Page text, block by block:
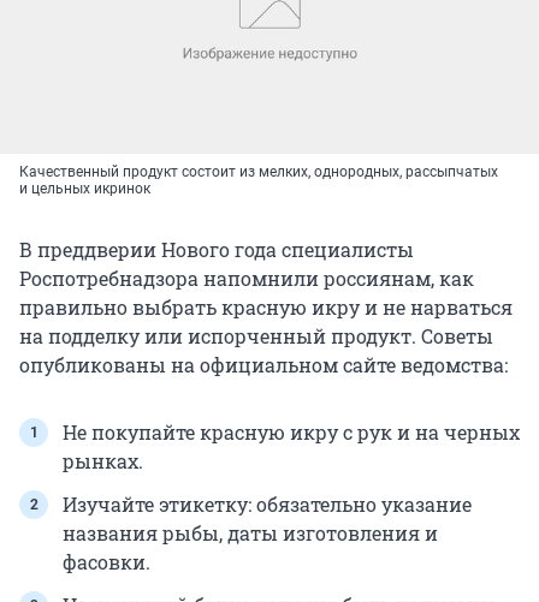
Качественный продукт состоит из мелких, однородных, рассыпчатых
и цельных икринок
В преддверии Нового года специалисты
Роспотребнадзора напомнили россиянам, как
правильно выбрать красную икру и не нарваться
на подделку или испорченный продукт. Советы
опубликованы на официальном сайте ведомства:
Не покупайте красную икру с рук и на черных
рынках.
Изучайте этикетку: обязательно указание
названия рыбы, даты изготовления и
фасовки.